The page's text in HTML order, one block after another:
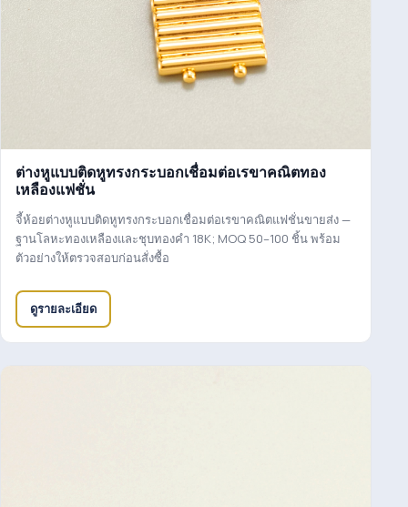
ต่างหูแบบติดหูทรงกระบอกเชื่อมต่อเรขาคณิตทอง
เหลืองแฟชั่น
จี้ห้อยต่างหูแบบติดหูทรงกระบอกเชื่อมต่อเรขาคณิตแฟชั่นขายส่ง —
ฐานโลหะทองเหลืองและชุบทองคำ 18K; MOQ 50–100 ชิ้น พร้อม
ตัวอย่างให้ตรวจสอบก่อนสั่งซื้อ
ดูรายละเอียด